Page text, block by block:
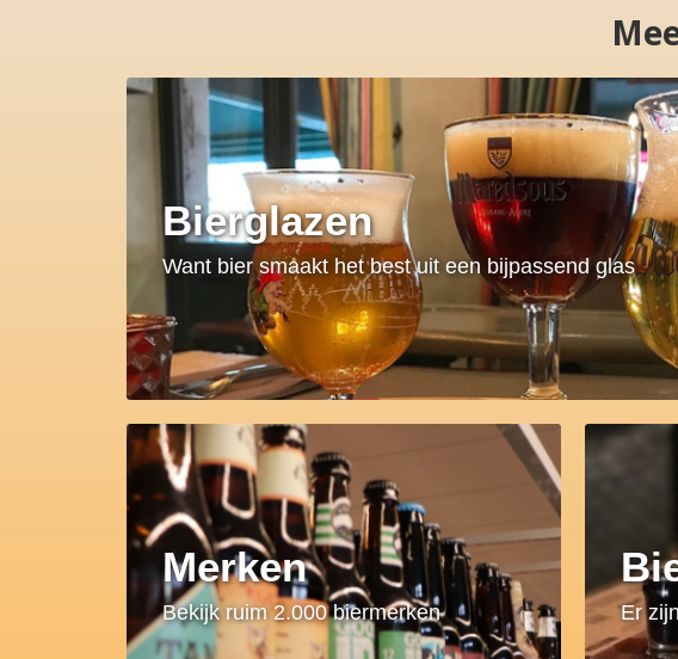
Bierglazen
Want bier smaakt het best uit een bijpassend glas
Merken
Bekijk ruim 2.000 biermerken Er